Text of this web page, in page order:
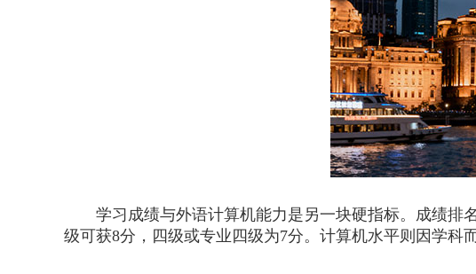
学习成绩与外语计算机能力是另一块硬指标。成绩排名
级可获8分，四级或专业四级为7分。计算机水平则因学科